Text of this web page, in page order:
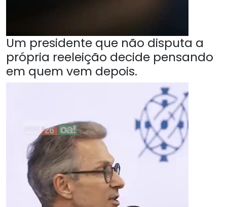
Um presidente que não disputa a
própria reeleição decide pensando
em quem vem depois.